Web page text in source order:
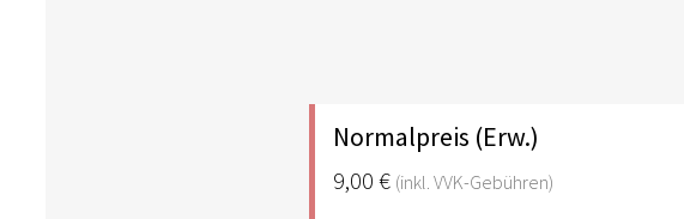
Normalpreis (Erw.)
9,00 € (inkl. VVK-Gebühren)